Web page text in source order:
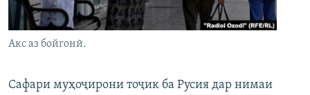
Акс аз бойгонӣ.
Сафари муҳоҷирони тоҷик ба Русия дар нимаи